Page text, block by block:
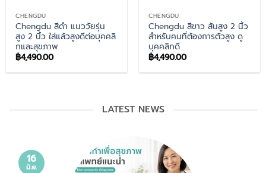
CHENGDU
Chengdu สีดำ แนววัยรุ่น
สูง 2 นิ้ว ใส่แล้วสูงดีต่อบุคคลิ
กและสุขภาพ
฿4,490.00
CHENGDU
Chengdu สีขาว ส้นสูง 2 นิ้ว
สำหรับคนที่ต้องการตัวสูง ดู
บุคคลิกดี
฿4,490.00
LATEST NEWS
16
มิ.ย.